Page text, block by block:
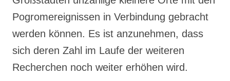
Pogromereignissen in Verbindung gebracht
werden können. Es ist anzunehmen, dass
sich deren Zahl im Laufe der weiteren
Recherchen noch weiter erhöhen wird.